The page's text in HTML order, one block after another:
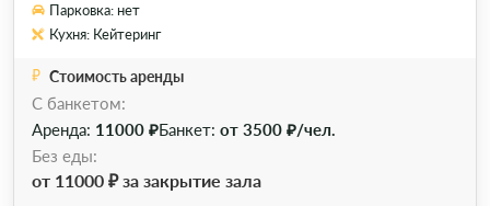
Парковка: нет
Кухня: Кейтеринг
Стоимость аренды
C банкетом:
Аренда: 11000 ₽Банкет: от 3500 ₽/чел.
Без еды:
от 11000 ₽ за закрытие зала